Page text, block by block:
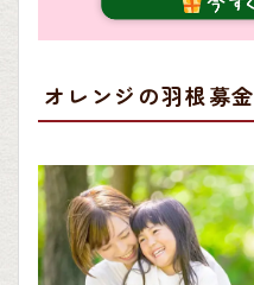
オレンジの羽根募金